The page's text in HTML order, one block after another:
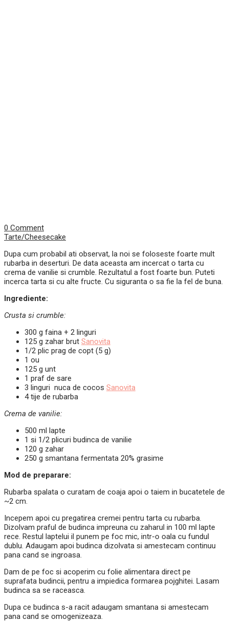
0 Comment
Tarte/Cheesecake
Dupa cum probabil ati observat, la noi se foloseste foarte mult
rubarba in deserturi. De data aceasta am incercat o tarta cu
crema de vanilie si crumble. Rezultatul a fost foarte bun. Puteti
incerca tarta si cu alte fructe. Cu siguranta o sa fie la fel de buna.
Ingrediente:
Crusta si crumble:
300 g faina + 2 linguri
125 g zahar brut Sanovita
1/2 plic prag de copt (5 g)
1 ou
125 g unt
1 praf de sare
3 linguri nuca de cocos Sanovita
4 tije de rubarba
Crema de vanilie:
500 ml lapte
1 si 1/2 plicuri budinca de vanilie
120 g zahar
250 g smantana fermentata 20% grasime
Mod de preparare:
Rubarba spalata o curatam de coaja apoi o taiem in bucatetele de
~2 cm.
Incepem apoi cu pregatirea cremei pentru tarta cu rubarba.
Dizolvam praful de budinca impreuna cu zaharul in 100 ml lapte
rece. Restul laptelui il punem pe foc mic, intr-o oala cu fundul
dublu. Adaugam apoi budinca dizolvata si amestecam continuu
pana cand se ingroasa.
Dam de pe foc si acoperim cu folie alimentara direct pe
suprafata budincii, pentru a impiedica formarea pojghitei. Lasam
budinca sa se raceasca.
Dupa ce budinca s-a racit adaugam smantana si amestecam
pana cand se omogenizeaza.